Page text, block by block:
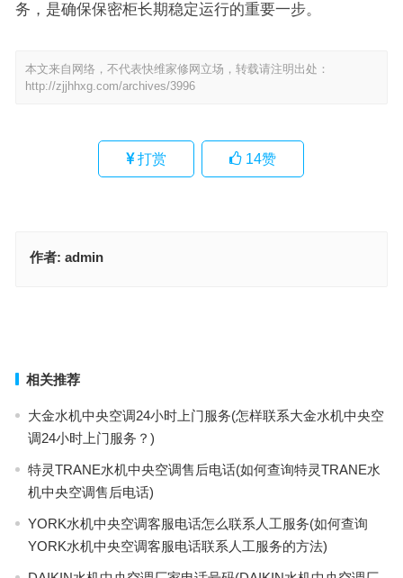
务，是确保保密柜长期稳定运行的重要一步。
本文来自网络，不代表快维家修网立场，转载请注明出处：
http://zjjhhxg.com/archives/3996
打赏 14赞
作者: admin
相关推荐
大金水机中央空调24小时上门服务(怎样联系大金水机中央空
调24小时上门服务？)
特灵TRANE水机中央空调售后电话(如何查询特灵TRANE水
机中央空调售后电话)
YORK水机中央空调客服电话怎么联系人工服务(如何查询
YORK水机中央空调客服电话联系人工服务的方法)